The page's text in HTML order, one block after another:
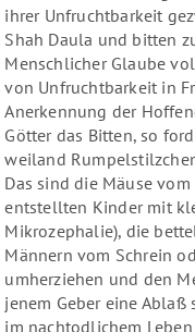
ihrer Unfruchtbarkeit
Shah Daula und bitten
Menschlicher Glaube
von Unfruchtbarkeit in
Anerkennung der
Götter das Bitten, so
weiland
Das sind die Mäuse
entstellten Kinder mit
Mikrozephalie), die
Männern vom Schrein
umherziehen und den
jenem Geber eine
im nachtodlichem